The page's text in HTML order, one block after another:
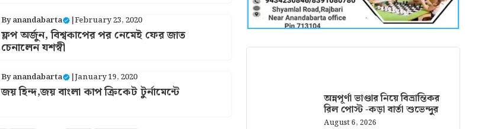
Byanandabarta |February 23, 2020
ফ্লপ অর্জুন, বিশ্বকাপের পর নেমেই ফের জাত
চেনালেন যশস্বী
Byanandabarta |January 19, 2020
জয় হিন্দ,জয় বাংলা কাপ ক্রিকেট টুর্নামেন্টে অন্নপূর্ণা ভাণ্ডার নিয়ে বিভ্রান্তিকর
রিল পোস্ট -কড়া বার্তা শুভেন্দুর
August 6, 2026